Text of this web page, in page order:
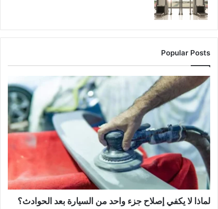
Popular Posts
لماذا لا يكفي إصلاح جزء واحد من السيارة بعد الحوادث؟